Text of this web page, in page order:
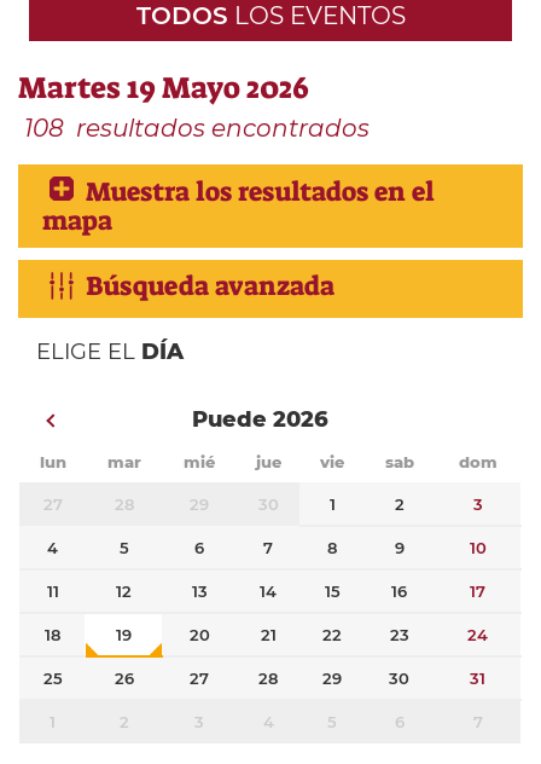
TODOS LOS EVENTOS
Martes 19 Mayo 2026
108 resultados encontrados
Muestra los resultados en el
mapa
Búsqueda avanzada
ELIGE EL DÍA
Puede 2026
lun mar mié jue vie sab dom
27 28 29 30 1 2 3
4 5 6 7 8 9 10
11 12 13 14 15 16 17
18 19 20 21 22 23 24
25 26 27 28 29 30 31
1 2 3 4 5 6 7